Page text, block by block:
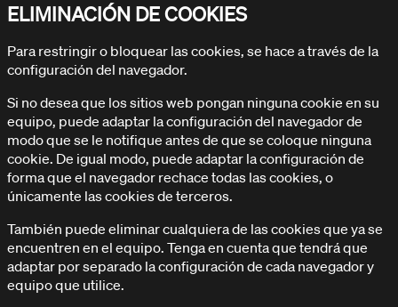
ELIMINACIÓN DE COOKIES
Para restringir o bloquear las cookies, se hace a través de la
configuración del navegador.
Si no desea que los sitios web pongan ninguna cookie en su
equipo, puede adaptar la configuración del navegador de
modo que se le notifique antes de que se coloque ninguna
cookie. De igual modo, puede adaptar la configuración de
forma que el navegador rechace todas las cookies, o
únicamente las cookies de terceros.
También puede eliminar cualquiera de las cookies que ya se
encuentren en el equipo. Tenga en cuenta que tendrá que
adaptar por separado la configuración de cada navegador y
equipo que utilice.